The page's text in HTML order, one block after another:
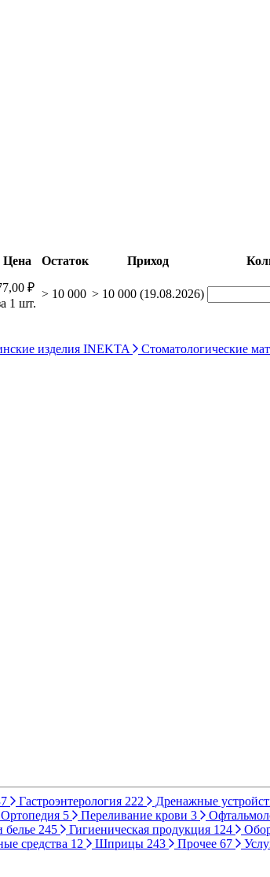
Цена Остаток Приход
₽
1 шт.
> 10 000 > 10 000 (19.08.2026)
изделия INEKTA Стоматологические
Гастроэнтерология 222 Дренажные
Ортопедия 5 Переливание крови 3
белье 245 Гигиеническая продукция 124
средства 12 Шприцы 243 Прочее 67